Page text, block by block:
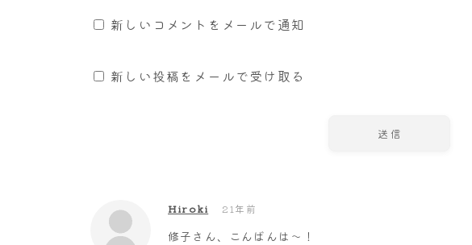
新しいコメントをメールで通知
新しい投稿をメールで受け取る
Hiroki 21年前
修子さん、こんばんは～！